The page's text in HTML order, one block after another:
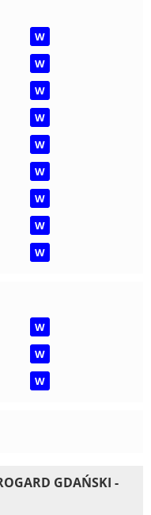
W
W
W
W
W
W
W
W
W
W
W
W
GDAŃSKI -